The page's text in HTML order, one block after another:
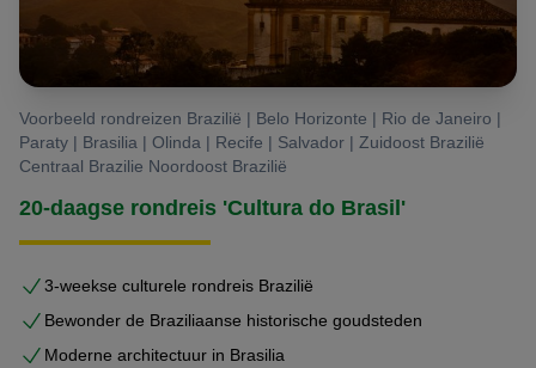
Voorbeeld rondreizen Brazilië | Belo Horizonte | Rio de Janeiro |
Paraty | Brasilia | Olinda | Recife | Salvador | Zuidoost Brazilië
Centraal Brazilie Noordoost Brazilië
20-daagse rondreis 'Cultura do Brasil'
3-weekse culturele rondreis Brazilië
Bewonder de Braziliaanse historische goudsteden
Moderne architectuur in Brasilia